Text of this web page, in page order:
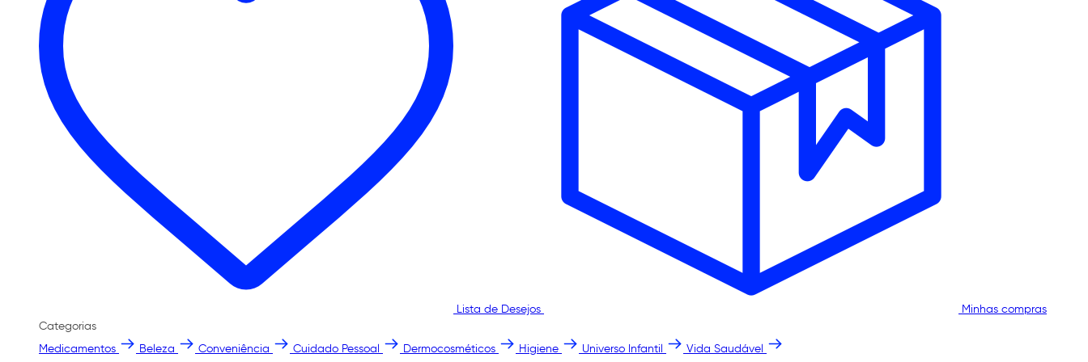
Lista de Desejos
Minhas compras
Categorias
Medicamentos
Beleza Conveniência Cuidado Pessoal Dermocosméticos Higiene Universo Infantil Vida Saudável